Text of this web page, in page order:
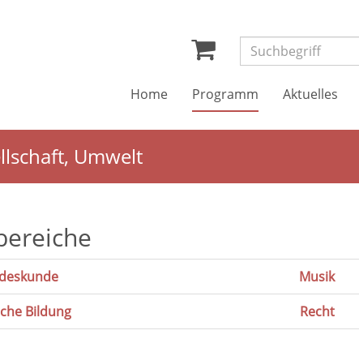
Home Programm Aktuelles
Umwelt
Musik
Bildung Recht